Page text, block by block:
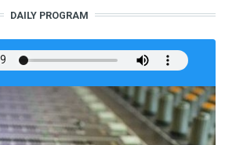
DAILY PROGRAM